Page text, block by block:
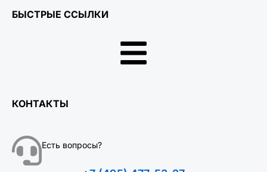
БЫСТРЫЕ ССЫЛКИ
КОНТАКТЫ
Есть вопросы?